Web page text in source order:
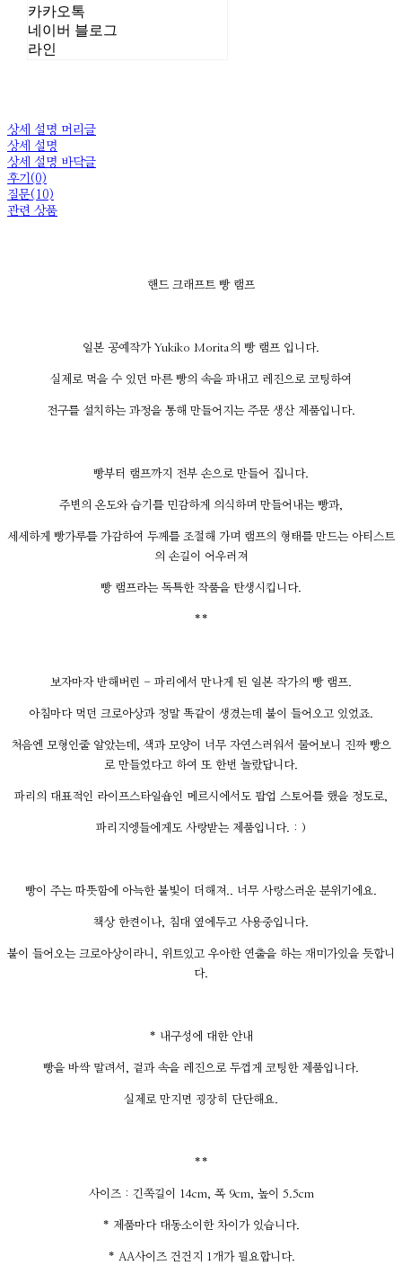
카카오톡
네이버 블로그
라인
상세 설명 머리글
상세 설명
상세 설명 바닥글
후기(0)
질문(10)
관련 상품
핸드 크래프트 빵 램프
일본 공예작가 Yukiko Morita의 빵 램프 입니다.
실제로 먹을 수 있던 마른 빵의 속을 파내고 레진으로 코팅하여
전구를 설치하는 과정을 통해 만들어지는 주문 생산 제품입니다.
빵부터 램프까지 전부 손으로 만들어 집니다.
주변의 온도와 습기를 민감하게 의식하며 만들어내는 빵과,
세세하게 빵가루를 가감하여 두께를 조절해 가며 램프의 형태를 만드는 아티스트
의 손길이 어우러져
빵 램프라는 독특한 작품을 탄생시킵니다.
**
보자마자 반해버린 - 파리에서 만나게 된 일본 작가의 빵 램프.
아침마다 먹던 크로아상과 정말 똑같이 생겼는데 불이 들어오고 있었죠.
처음엔 모형인줄 알았는데, 색과 모양이 너무 자연스러워서 물어보니 진짜 빵으
로 만들었다고 하여 또 한번 놀랐답니다.
파리의 대표적인 라이프스타일숍인 메르시에서도 팝업 스토어를 했을 정도로,
파리지엥들에게도 사랑받는 제품입니다. : )
빵이 주는 따뜻함에 아늑한 불빛이 더해져.. 너무 사랑스러운 분위기에요.
책상 한켠이나, 침대 옆에두고 사용중입니다.
불이 들어오는 크로아상이라니, 위트있고 우아한 연출을 하는 재미가있을 듯합니
다.
* 내구성에 대한 안내
빵을 바싹 말려서, 겉과 속을 레진으로 두껍게 코팅한 제품입니다.
실제로 만지면 굉장히 단단해요.
**
사이즈 : 긴쪽길이 14cm, 폭 9cm, 높이 5.5cm
* 제품마다 대동소이한 차이가 있습니다.
* AA사이즈 건건지 1개가 필요합니다.